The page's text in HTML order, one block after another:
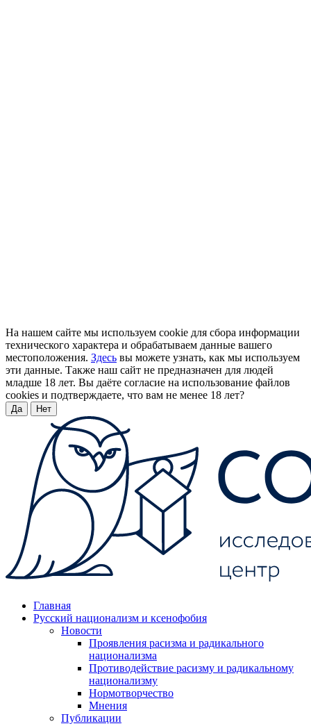
На нашем сайте мы используем cookie для сбора информации
технического характера и обрабатываем данные вашего
местоположения. Здесь вы можете узнать, как мы используем
эти данные. Также наш сайт не предназначен для людей
младше 18 лет. Вы даёте согласие на использование файлов
cookies и подтверждаете, что вам не менее 18 лет?
Да Нет
Главная
Русский национализм и ксенофобия
Новости
Проявления расизма и радикального
национализма
Противодействие расизму и радикальному
национализму
Нормотворчество
Мнения
Публикации